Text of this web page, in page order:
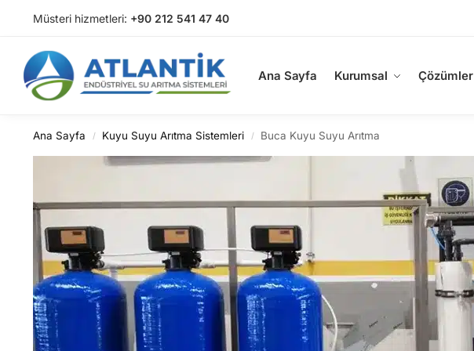
Müsteri hizmetleri: +90 212 541 47 40
Ana Sayfa Kurumsal Çözümler
Arama
Ana Sayfa / Kuyu Suyu Arıtma Sistemleri / Buca Kuyu Suyu Arıtma